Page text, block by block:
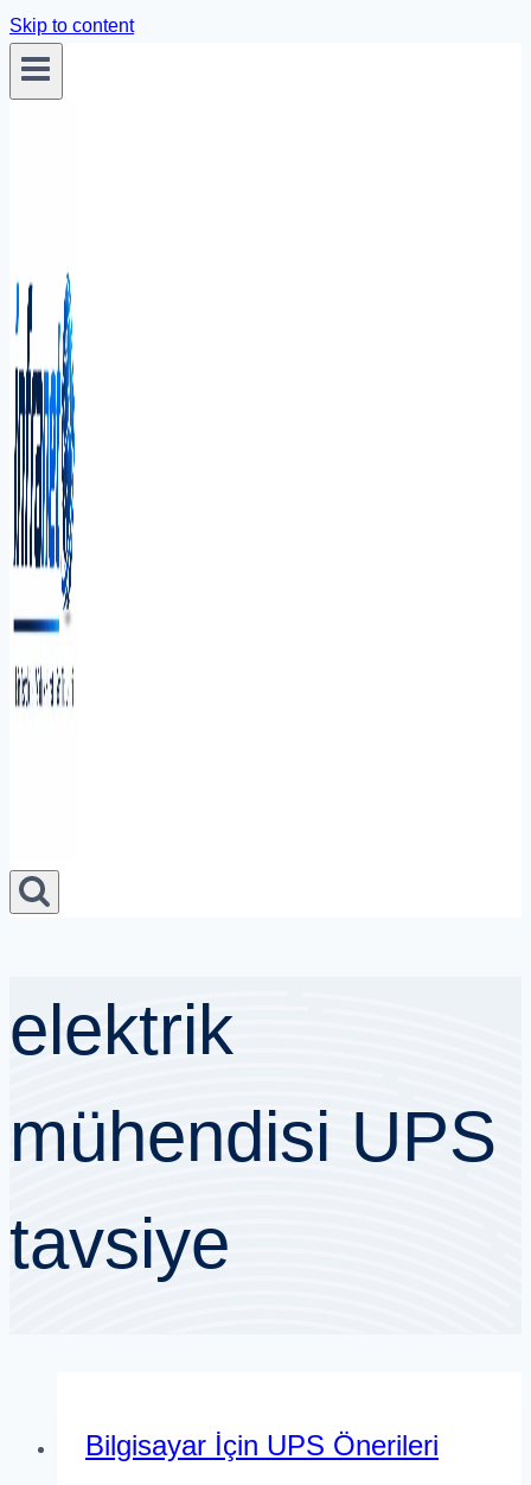
Skip to content
elektrik
mühendisi UPS
tavsiye
Bilgisayar İçin UPS Önerileri